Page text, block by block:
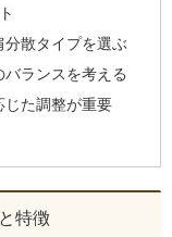
散タイプを選ぶ
ランスを考える
た調整が重要
特徴